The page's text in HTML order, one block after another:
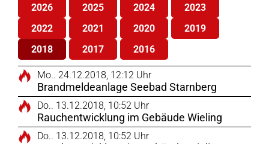
2026 2025 2024
2023
2022
2021 2020
2019
2018
2017 2016
Mo.. 24.12.2018, 12:12 Uhr
Brandmeldeanlage Seebad Starnberg
Do.. 13.12.2018, 10:52 Uhr
Rauchentwicklung im Gebäude Wieling
Do.. 13.12.2018, 10:52 Uhr